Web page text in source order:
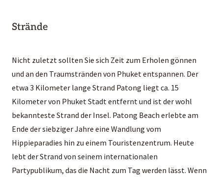
Strände
Nicht zuletzt sollten Sie sich Zeit zum Erholen gönnen
und an den Traumstränden von Phuket entspannen. Der
etwa 3 Kilometer lange Strand Patong liegt ca. 15
Kilometer von Phuket Stadt entfernt und ist der wohl
bekannteste Strand der Insel. Patong Beach erlebte am
Ende der siebziger Jahre eine Wandlung vom
Hippieparadies hin zu einem Touristenzentrum. Heute
lebt der Strand von seinem internationalen
Partypublikum, das die Nacht zum Tag werden lässt. Wenn